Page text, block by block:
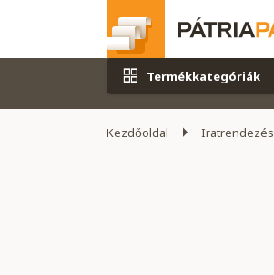
Termékkategóriák
Kezdőoldal